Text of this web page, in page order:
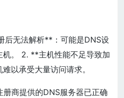
后无法解析**：可能是DNS设
机。 2. **主机性能不足导致加
以承受大量访问请求。
商提供的DNS服务器已正确